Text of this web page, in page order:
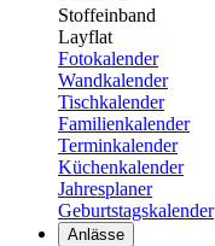
Stoffeinband
Layflat
Fotokalender
Wandkalender
Tischkalender
Familienkalender
Terminkalender
Küchenkalender
Jahresplaner
Geburtstagskalender
Anlässe